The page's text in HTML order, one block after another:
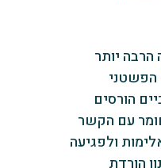
יותר
הפשטני
הורסים
עם הקשר
ולפגיעה
הורדת